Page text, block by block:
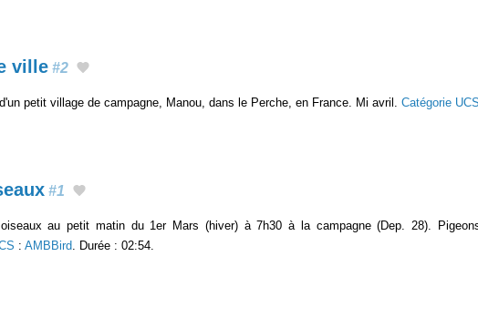
ville #2
petit village de campagne, Manou, dans le Perche, en France. Mi avril. Catégorie UCS
#1
au petit matin du 1er Mars (hiver) à 7h30 à la campagne (Dep. 28).
: AMBBird . Durée : 02:54.